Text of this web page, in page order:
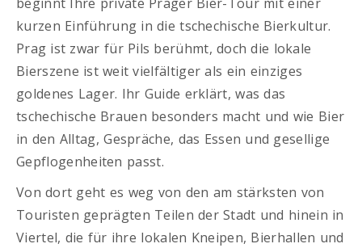
kurzen Einführung in die tschechische Bierkultur.
Prag ist zwar für Pils berühmt, doch die lokale
Bierszene ist weit vielfältiger als ein einziges
goldenes Lager. Ihr Guide erklärt, was das
tschechische Brauen besonders macht und wie Bier
in den Alltag, Gespräche, das Essen und gesellige
Gepflogenheiten passt.
Von dort geht es weg von den am stärksten von
Touristen geprägten Teilen der Stadt und hinein in
Viertel, die für ihre lokalen Kneipen, Bierhallen und